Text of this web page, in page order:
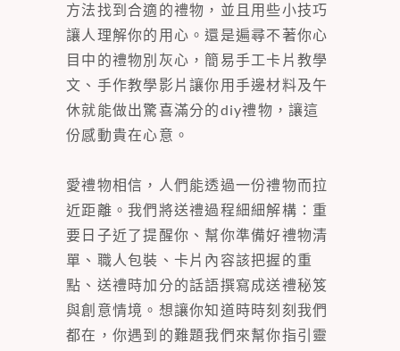
方法找到合適的禮物，並且用些小技巧
讓人理解你的用心。還是遍尋不著你心
目中的禮物別灰心，簡易手工卡片教學
文、手作教學影片讓你用手邊材料及午
休就能做出驚喜滿分的diy禮物，讓這
份感動貴在心意。
愛禮物相信，人們能透過一份禮物而拉
近距離。我們將送禮過程細細解構：重
要日子近了提醒你、幫你準備好禮物清
單、職人包裝、卡片內容該把握的重
點、送禮時加分的話語撰寫成送禮秘笈
與創意情境。想讓你知道時時刻刻我們
都在，你遇到的難題我們來幫你指引靈